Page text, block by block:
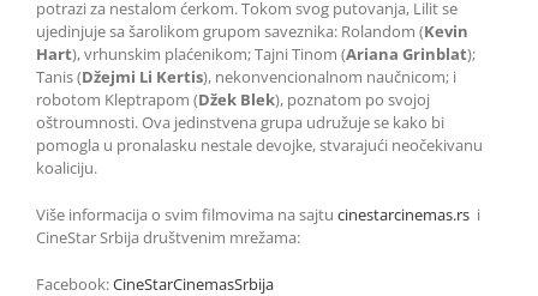
potrazi za nestalom ćerkom. Tokom svog putovanja, Lilit se
ujedinjuje sa šarolikom grupom saveznika: Rolandom (Kevin
Hart), vrhunskim plaćenikom; Tajni Tinom (Ariana Grinblat);
Tanis (Džejmi Li Kertis), nekonvencionalnom naučnicom; i
robotom Kleptrapom (Džek Blek), poznatom po svojoj
oštroumnosti. Ova jedinstvena grupa udružuje se kako bi
pomogla u pronalasku nestale devojke, stvarajući neočekivanu
koaliciju.
Više informacija o svim filmovima na sajtu cinestarcinemas.rs i
CineStar Srbija društvenim mrežama:
Facebook:CineStarCinemasSrbija